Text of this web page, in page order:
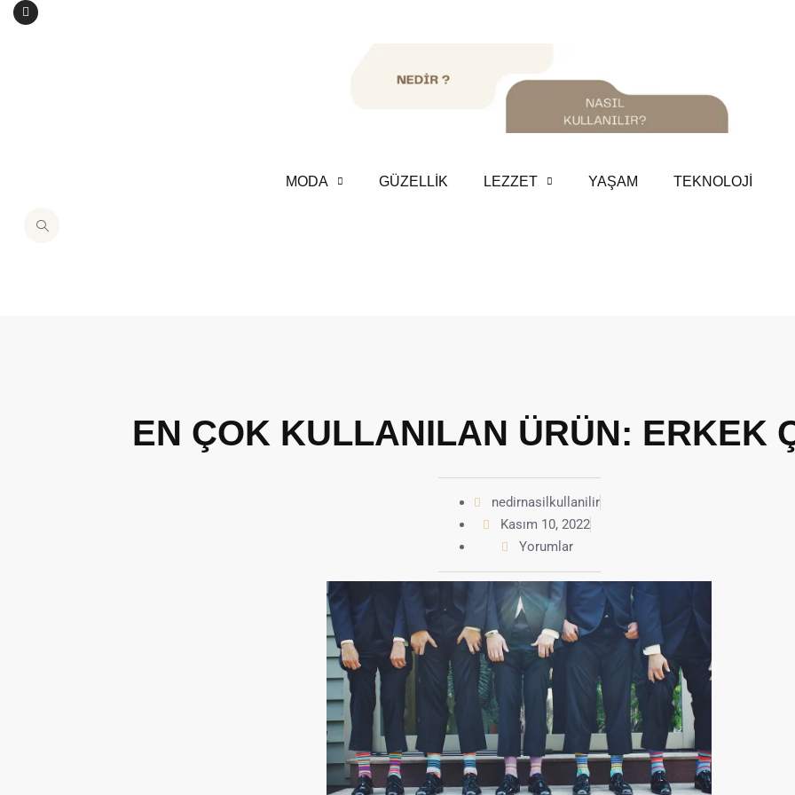
MODA GÜZELLİK LEZZET YAŞAM TEKNOLOJİ
EN ÇOK KULLANILAN ÜRÜN: ERKEK
nedirnasilkullanilir
Kasım 10, 2022
Yorumlar